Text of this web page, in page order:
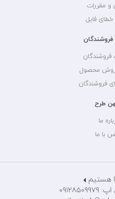
و مقررات
فایل
محصول
فروشندگان
طرح
ما
با ما
هستیم